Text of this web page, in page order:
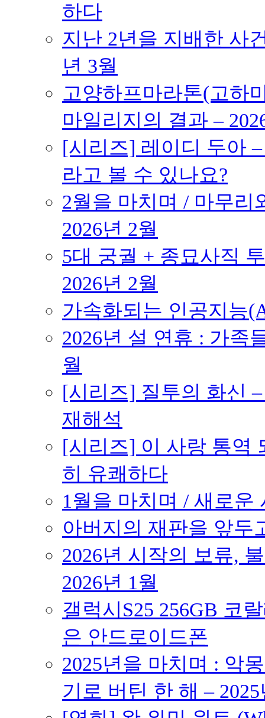
하다
지난 2년을 지배한 사
년 3월
고양하프마라톤(고하
마일리지의 결과 –
[시리즈] 레이디 두아
라고 볼 수 있나요?
2월을 마치며 / 마무리
2026년 2월
5대 궁궐 + 종묘사직
2026년 2월
가속화되는 인공지능
2026년 설 연휴 : 가족
월
[시리즈] 질투의 화신
재해석
[시리즈] 이 사랑 통역
히 유쾌하다
1월을 마치며 / 새로운
아버지의 재판을 앞두
2026년 시작의 보류,
2026년 1월
갤럭시S25 256GB 코
은 안드로이드폰
2025년을 마치며 : 악
기로 버틴 한 해 –